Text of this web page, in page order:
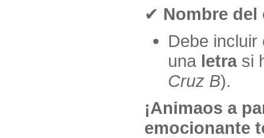
✔ Nombre
Debe
una letrasi
Cruz B).
¡Animaos a
emocionante